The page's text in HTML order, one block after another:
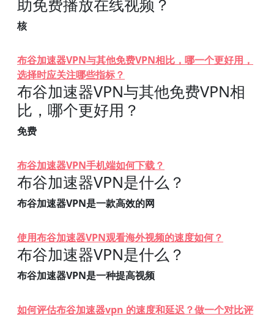
助免费播放在线视频？
核
布谷加速器VPN与其他免费VPN相比，哪一个更好用，
选择时应关注哪些指标？
布谷加速器VPN与其他免费VPN相
比，哪个更好用？
免费
布谷加速器VPN手机端如何下载？
布谷加速器VPN是什么？
布谷加速器VPN是一款高效的网
使用布谷加速器VPN观看海外视频的速度如何？
布谷加速器VPN是什么？
布谷加速器VPN是一种提高视频
如何评估布谷加速器vpn 的速度和延迟？做一个对比评